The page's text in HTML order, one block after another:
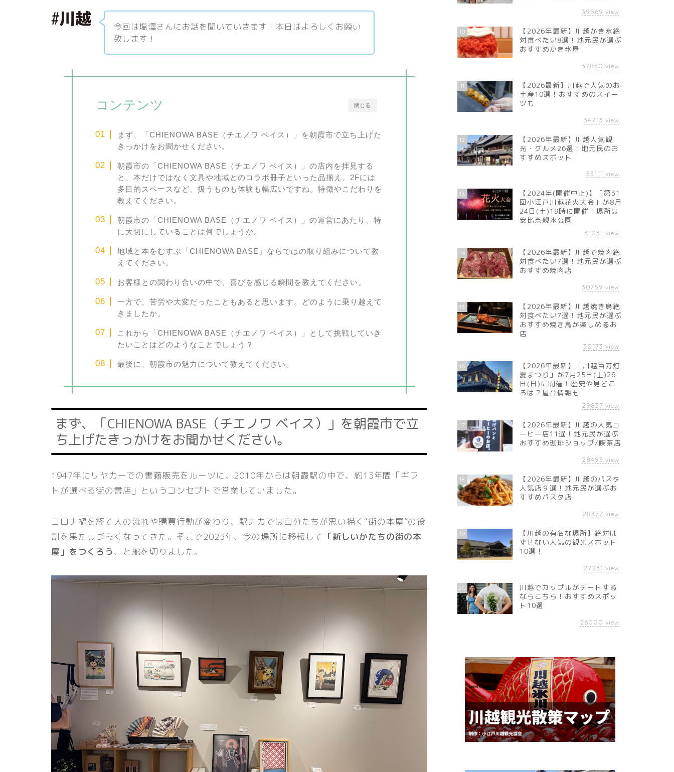
今回は塩澤さんにお話を聞いていきます！本日はよろしくお願い
致します！
閉じる
コンテンツ
まず、「CHIENOWA BASE（チエノワ ベイス）」を朝霞市で立ち上げた
きっかけをお聞かせください。
朝霞市の「CHIENOWA BASE（チエノワ ベイス）」の店内を拝見する
と、本だけではなく文具や地域とのコラボ冊子といった品揃え、2Fには
多目的スペースなど、扱うものも体験も幅広いですね。特徴やこだわりを
教えてください。
朝霞市の「CHIENOWA BASE（チエノワ ベイス）」の運営にあたり、特
に大切にしていることは何でしょうか。
地域と本をむすぶ「CHIENOWA BASE」ならではの取り組みについて教
えてください。
お客様との関わり合いの中で、喜びを感じる瞬間を教えてください。
一方で、苦労や大変だったこともあると思います。どのように乗り越えて
きましたか。
これから「CHIENOWA BASE（チエノワ ベイス）」として挑戦していき
たいことはどのようなことでしょう？
最後に、朝霞市の魅力について教えてください。
まず、「CHIENOWA BASE（チエノワ ベイス）」を朝霞市で立
ち上げたきっかけをお聞かせください。
1947年にリヤカーでの書籍販売をルーツに、2010年からは朝霞駅の中で、約13年間「ギフ
トが選べる街の書店」というコンセプトで営業していました。
コロナ禍を経て人の流れや購買行動が変わり、駅ナカでは自分たちが思い描く“街の本屋”の役
割を果たしづらくなってきた。そこで2023年、今の場所に移転して 「新しいかたちの街の本
屋」をつくろう、と舵を切りました。
39569 view
10
【2026年最新】川越かき氷絶
対食べたい8選！地元民が選ぶ
おすすめかき氷屋
37830 view
11
【2026最新】川越で人気のお
土産10選！おすすめのスイー
ツも
34713 view
12
【2026年最新】川越人気観
光・グルメ26選！地元民のお
すすめスポット
33111 view
13
【2024年(開催中止)】「第31
回小江戸川越花火大会」が8月
24日(土)19時に開催！場所は
安比奈親水公園
31031 view
14
【2026年最新】川越で焼肉絶
対食べたい7選！地元民が選ぶ
おすすめ焼肉店
30759 view
15
【2026年最新】川越焼き鳥絶
対食べたい7選！地元民が選ぶ
おすすめ焼き鳥が楽しめるお
店
30173 view
16
【2026年最新】「川越百万灯
夏まつり」が7月25日(土)26
日(日)に開催！歴史や見どこ
ろは？屋台情報も
29837 view
17
【2026年最新】川越の人気コ
ーヒー店11選！地元民が選ぶ
おすすめ珈琲ショップ/喫茶店
28493 view
18
【2026年最新】川越のパスタ
人気店９選！地元民が選ぶお
すすめパスタ店
28377 view
19
【川越の有名な場所】絶対は
ずせない人気の観光スポット
10選！
27231 view
20
川越でカップルがデートする
ならこちら！おすすめスポッ
ト10選
26000 view